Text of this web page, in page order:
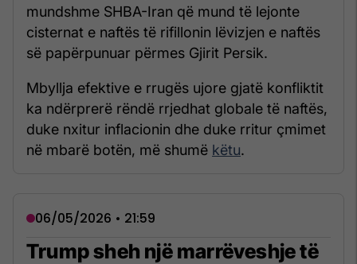
mundshme SHBA-Iran që mund të lejonte
cisternat e naftës të rifillonin lëvizjen e naftës
së papërpunuar përmes Gjirit Persik.
Mbyllja efektive e rrugës ujore gjatë konfliktit
ka ndërprerë rëndë rrjedhat globale të naftës,
duke nxitur inflacionin dhe duke rritur çmimet
në mbarë botën, më shumë këtu.
06/05/2026 • 21:59
Trump sheh një marrëveshje të